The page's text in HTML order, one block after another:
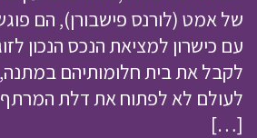
של אמט (לורנס פישבורן), הם
עם כישרון למציאת הנכס הנכון
לקבל את בית חלומותיהם
לעולם לא לפתוח את דלת
[…]